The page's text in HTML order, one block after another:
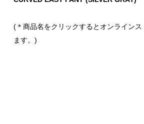
(＊商品名をクリックするとオンライン
ます。)